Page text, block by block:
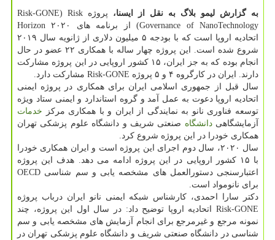
به گزارش لیمو بلاگ به نقل از ایسنا،
پروژه Risk-GONE) Risk
Governance of NanoTechnology) از برنامه های Horizon ۲۰۲۰
اتحادیه اروپا است كه با بودجه ۵ میلیون دلاری از ژانویه سال ۲۰۱۹
شروع شده است. این پروژه چهار ساله با همكاری ۲۲ عضو در حال
انجام بوده كه به جز ایران، ۱۵ كشور اروپایی در این پروژه مشاركت
دارند. ایران در كارگروه ۴ و ۵ پروژه Risk-GONE مشاركت دارد.
سال قبل از جمهوری اسلامی ایران برای همكاری در پروژه ایمنی
اتحادیه اروپا دعوت به عمل آمد و گروه استاندارد و ایمنی ستاد ویژه
توسعه فناوری نانو به نمایندگی از ایران و با همكاری مركز خدمات
آزمایشگاهیدانشگاه صنعتی شریف و دانشگاه علوم پزشكی تهران
همكاری خودرا در این پروژه شروع كرد.
سال ۲۰۲۰، سال دوم اجرای این پروژه است و ایران همكاری خودرا
با ۱۵ كشور اروپایی در این پروژه ادامه می دهد. هدف این پروژه
اعتبارسنجی دستورالعمل های مشخصه یابی و سم شناسی OECD
برای نانومواد است.
دكتر سارا احمدی، كارشناس شبكه ایمنی نانو ایران درباب پروژه
Risk-GONE اتحادیه اروپا توضیح داد: در سال اول این پروژه، چند
نمونه مرجع و غیرمرجع برای انجام آزمایش های مشخصه یابی و سم
شناسی در دانشگاه صنعتی شریف و دانشگاه علوم پزشكی تهران در